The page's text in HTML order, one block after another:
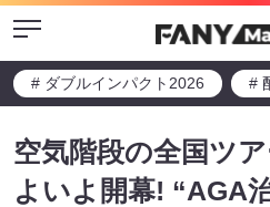
Menu
# ダブルインパクト2026 #
空気階段の全国ツ
よいよ開幕! “AGA